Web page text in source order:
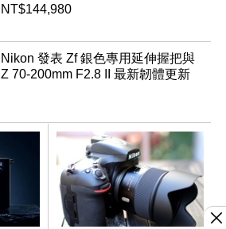
NT$144,980
Nikon 發表 Zf 銀色專用延伸握把與
Z 70-200mm F2.8 II 最新韌體更新